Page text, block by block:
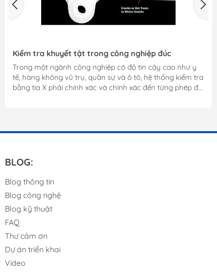
Kiểm tra khuyết tật trong công nghiệp đúc
Trong một ngành công nghiệp có độ tin cậy cao như y
tế, hàng không vũ trụ, quân sự và ô tô, hệ thống kiểm tra
bằng tia X phải chính xác và chính xác đến từng phép đo
BLOG:
Blog thông tin
Blog công nghệ
Blog kỹ thuật
FAQ
Thư cảm ơn
Dự án triển khai
Video